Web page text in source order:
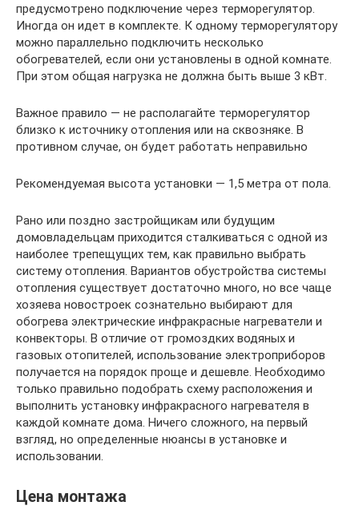
предусмотрено подключение через терморегулятор.
Иногда он идет в комплекте. К одному терморегулятору
можно параллельно подключить несколько
обогревателей, если они установлены в одной комнате.
При этом общая нагрузка не должна быть выше 3 кВт.
Важное правило — не располагайте терморегулятор
близко к источнику отопления или на сквозняке. В
противном случае, он будет работать неправильно
Рекомендуемая высота установки — 1,5 метра от пола.
Рано или поздно застройщикам или будущим
домовладельцам приходится сталкиваться с одной из
наиболее трепещущих тем, как правильно выбрать
систему отопления. Вариантов обустройства системы
отопления существует достаточно много, но все чаще
хозяева новостроек сознательно выбирают для
обогрева электрические инфракрасные нагреватели и
конвекторы. В отличие от громоздких водяных и
газовых отопителей, использование электроприборов
получается на порядок проще и дешевле. Необходимо
только правильно подобрать схему расположения и
выполнить установку инфракрасного нагревателя в
каждой комнате дома. Ничего сложного, на первый
взгляд, но определенные нюансы в установке и
использовании.
Цена монтажа